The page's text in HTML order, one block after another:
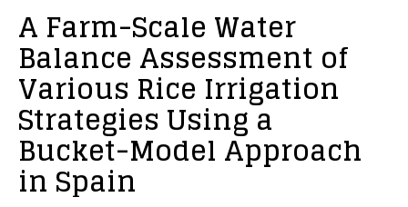
A Farm-Scale Water
Balance Assessment of
Various Rice Irrigation
Strategies Using a
Bucket-Model Approach
in Spain